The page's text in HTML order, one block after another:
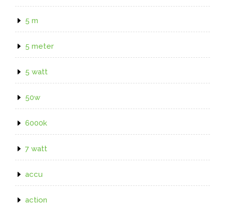
5 m
5 meter
5 watt
50w
6000k
7 watt
accu
action